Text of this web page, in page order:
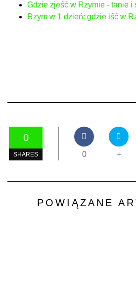
Gdzie zjeść w Rzymie - tanie i
Rzym w 1 dzień: gdzie iść w
0
SHARES 0 +
POWIĄZANE